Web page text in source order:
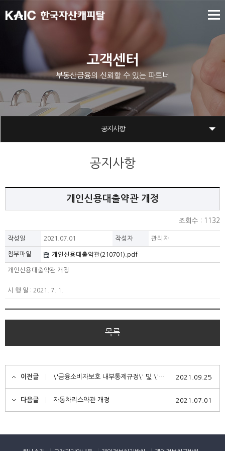
고객센터
부동산금융의 신뢰할 수 있는 파트너
공지사항
공지사항
개인신용대출약관 개정
조회수 : 1132
작성일 2021.07.01 작성자 관리자
첨부파일 개인신용대출약관(210701).pdf
개인신용대출약관 개정
시 행 일 : 2021. 7. 1.
목록
이전글 \'금융소비자보호 내부통제규정\' 및 \'금융소비자보호규정\' 제정 안내 2021.09.25
다음글 자동차리스약관 개정 2021.07.01